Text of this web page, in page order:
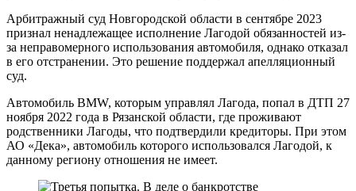
Арбитражный суд Новгородской области в сентябре 2023
признал ненадлежащее исполнение Лагодой обязанностей из-
за неправомерного использования автомобиля, однако отказал
в его отстранении. Это решение поддержал апелляционный
суд.
Автомобиль BMW, которым управлял Лагода, попал в ДТП 27
ноября 2022 года в Рязанской области, где проживают
родственники Лагоды, что подтвердили кредиторы. При этом
АО «Дека», автомобиль которого использовался Лагодой, к
данному региону отношения не имеет.